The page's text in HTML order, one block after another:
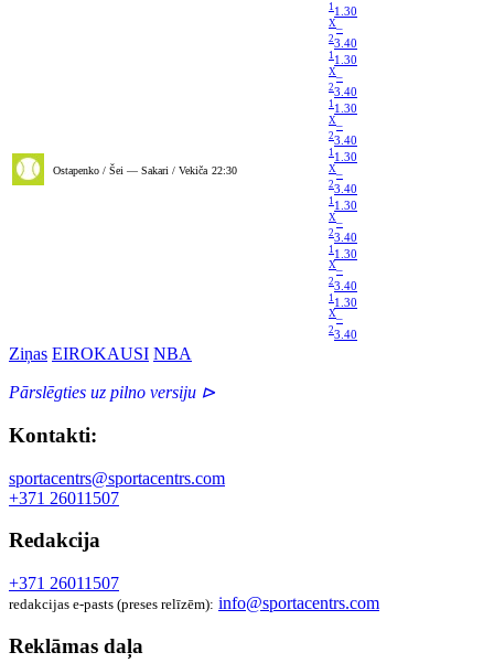
Ostapenko / Šei — Sakari / Vekiča 22:30
1 1.30
X–
23.40
1 1.30
X–
23.40
1 1.30
X–
23.40
1 1.30
X–
23.40
1 1.30
X–
23.40
1 1.30
X–
23.40
1 1.30
X–
23.40
Ziņas EIROKAUSI NBA
Pārslēgties uz pilno versiju ⊳
Kontakti:
sportacentrs@sportacentrs.com
+371 26011507
Redakcija
+371 26011507
redakcijas e-pasts (preses relīzēm): info@sportacentrs.com
Reklāmas daļa